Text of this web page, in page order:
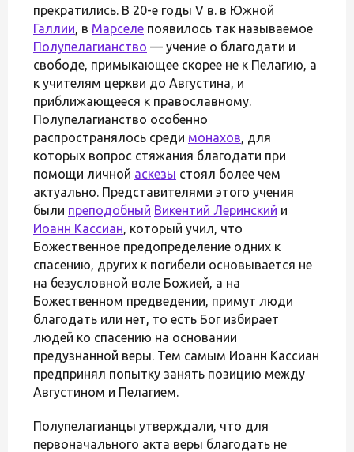
прекратились. В 20-е годы V в. в Южной
Галлии, в Марселе появилось так называемое
Полупелагианство — учение о благодати и
свободе, примыкающее скорее не к Пелагию, а
к учителям церкви до Августина, и
приближающееся к православному.
Полупелагианство особенно
распространялось среди монахов, для
которых вопрос стяжания благодати при
помощи личной аскезы стоял более чем
актуально. Представителями этого учения
были преподобный Викентий Леринский и
Иоанн Кассиан, который учил, что
Божественное предопределение одних к
спасению, других к погибели основывается не
на безусловной воле Божией, а на
Божественном предведении, примут люди
благодать или нет, то есть Бог избирает
людей ко спасению на основании
предузнанной веры. Тем самым Иоанн Кассиан
предпринял попытку занять позицию между
Августином и Пелагием.
Полупелагианцы утверждали, что для
первоначального акта веры благодать не